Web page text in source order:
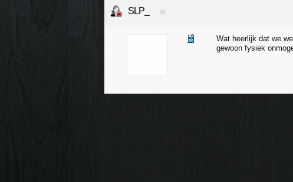
SLP_
Wat heerlijk dat we
gewoon fysiek